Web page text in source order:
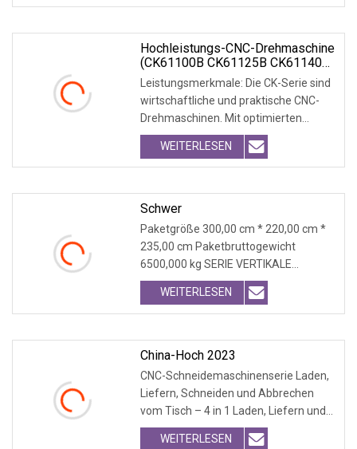
Hochleistungs-CNC-Drehmaschine
(CK61100B CK61125B CK61140B
CK61160B)
Leistungsmerkmale: Die CK-Serie sind
wirtschaftliche und praktische CNC-
Drehmaschinen. Mit optimierten
Strukturen, unfeh
WEITERLESEN
Schwer
Paketgröße 300,00 cm * 220,00 cm *
235,00 cm Paketbruttogewicht
6500,000 kg SERIE VERTIKALE
BEARBEITUNGSZENTREN ★: Präz
WEITERLESEN
China-Hoch 2023
CNC-Schneidemaschinenserie Laden,
Liefern, Schneiden und Abbrechen
vom Tisch – 4 in 1 Laden, Liefern und
Schneiden – 3 i
WEITERLESEN